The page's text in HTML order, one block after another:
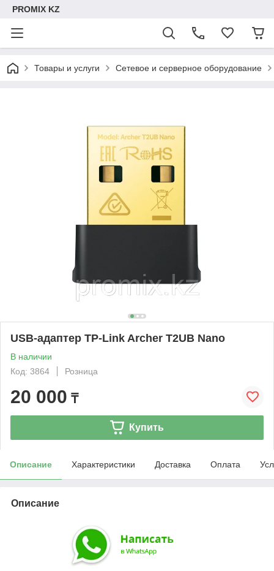
PROMIX KZ
Товары и услуги Сетевое и серверное оборудование
USB-адаптер TP-Link Archer T2UB Nano
В наличии
Код: 3864
Розница
20 000 ₸
Купить
Описание Характеристики Доставка Оплата
Описание